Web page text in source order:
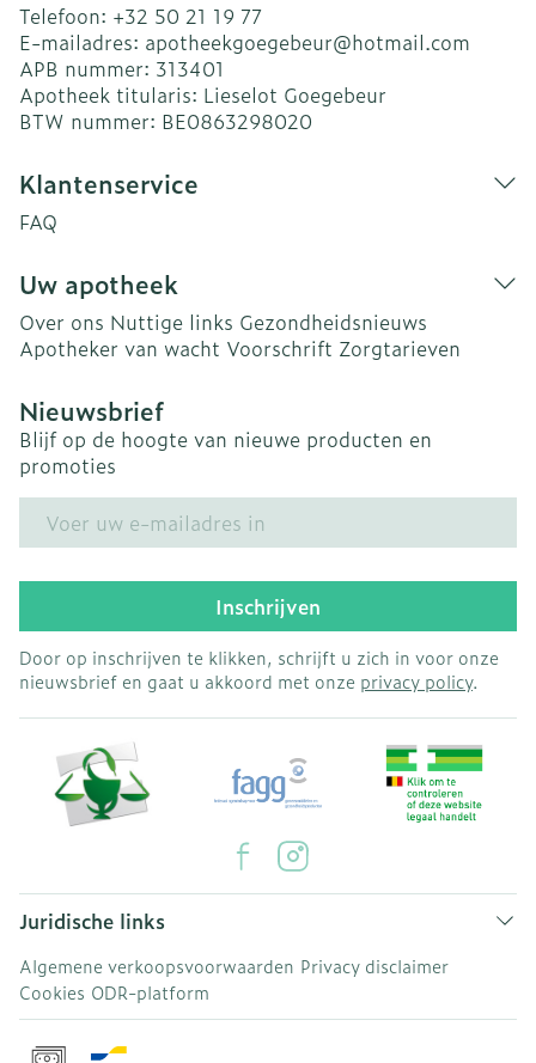
Telefoon: +32 50 21 19 77
E-mailadres: apotheekgoegebeur@hotmail.com
APB nummer: 313401
Apotheek titularis: Lieselot Goegebeur
BTW nummer: BE0863298020
Klantenservice
FAQ
Uw apotheek
Over ons Nuttige links Gezondheidsnieuws
Apotheker van wacht Voorschrift Zorgtarieven
Nieuwsbrief
Blijf op de hoogte van nieuwe producten en
promoties
Inschrijven
Door op inschrijven te klikken, schrijft u zich in voor onze
nieuwsbrief en gaat u akkoord met onze privacy policy.
Juridische links
Algemene verkoopsvoorwaarden Privacy disclaimer
Cookies ODR-platform